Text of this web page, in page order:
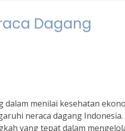
Dagang
menilai kesehatan
neraca dagang
yang tepat dalam